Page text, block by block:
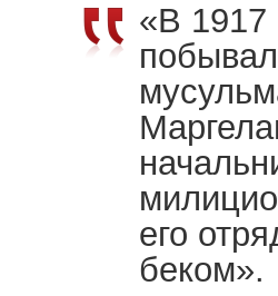
«В 1917
его
беком».